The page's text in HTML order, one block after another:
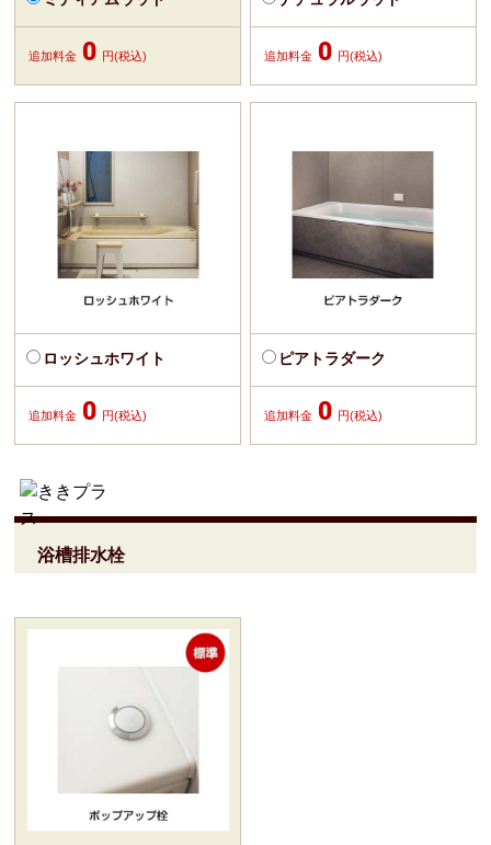
追加料金 0 円(税込) 追加料金 0 円(税込)
ロッシュホワイト
追加料金 0 円(税込)
ピアトラダーク
追加料金 0 円(税込)
浴槽排水栓